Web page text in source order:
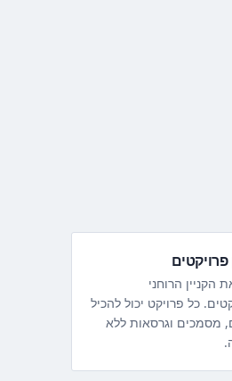
פרויקטים
הקניין הרוחני
כל פרויקט יכול להכיל
מסמכים וגרסאות ללא